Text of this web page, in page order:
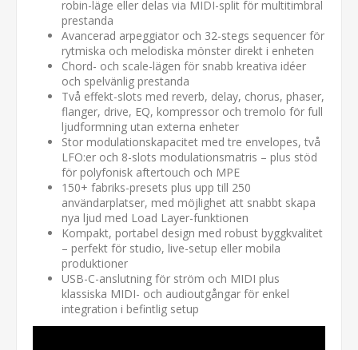
robin-läge eller delas via MIDI-split för multitimbral
prestanda
Avancerad arpeggiator och 32-stegs sequencer för
rytmiska och melodiska mönster direkt i enheten
Chord- och scale-lägen för snabb kreativa idéer
och spelvänlig prestanda
Två effekt-slots med reverb, delay, chorus, phaser,
flanger, drive, EQ, kompressor och tremolo för full
ljudformning utan externa enheter
Stor modulationskapacitet med tre envelopes, två
LFO:er och 8-slots modulationsmatris – plus stöd
för polyfonisk aftertouch och MPE
150+ fabriks-presets plus upp till 250
användarplatser, med möjlighet att snabbt skapa
nya ljud med Load Layer-funktionen
Kompakt, portabel design med robust byggkvalitet
– perfekt för studio, live-setup eller mobila
produktioner
USB-C-anslutning för ström och MIDI plus
klassiska MIDI- och audioutgångar för enkel
integration i befintlig setup